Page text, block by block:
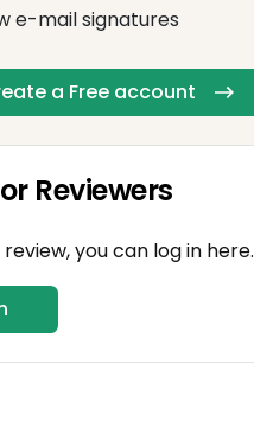
e-mail signatures
a Free account
Reviewers
you can log in here.